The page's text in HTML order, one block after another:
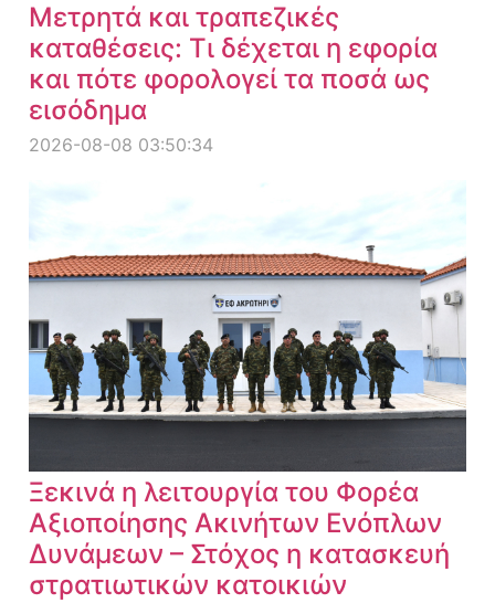
Μετρητά και τραπεζικές
καταθέσεις: Τι δέχεται η εφορία
και πότε φορολογεί τα ποσά ως
εισόδημα
2026-08-08 03:50:34
Ξεκινά η λειτουργία του Φορέα
Αξιοποίησης Ακινήτων Ενόπλων
Δυνάμεων – Στόχος η κατασκευή
στρατιωτικών κατοικιών